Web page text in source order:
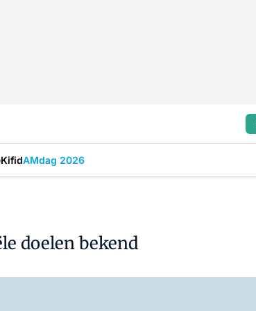
KifidAMdag 2026
doelen bekend